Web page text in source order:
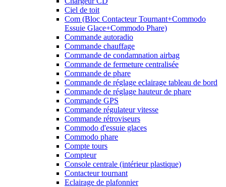
Ciel de toit
Com (Bloc Contacteur Tournant+Commodo
Essuie Glace+Commodo Phare)
Commande autoradio
Commande chauffage
Commande de condamnation airbag
Commande de fermeture centralisée
Commande de phare
Commande de réglage eclairage tableau de bord
Commande de réglage hauteur de phare
Commande GPS
Commande régulateur vitesse
Commande rétroviseurs
Commodo d'essuie glaces
Commodo phare
Compte tours
Compteur
Console centrale (intérieur plastique)
Contacteur tournant
Eclairage de plafonnier